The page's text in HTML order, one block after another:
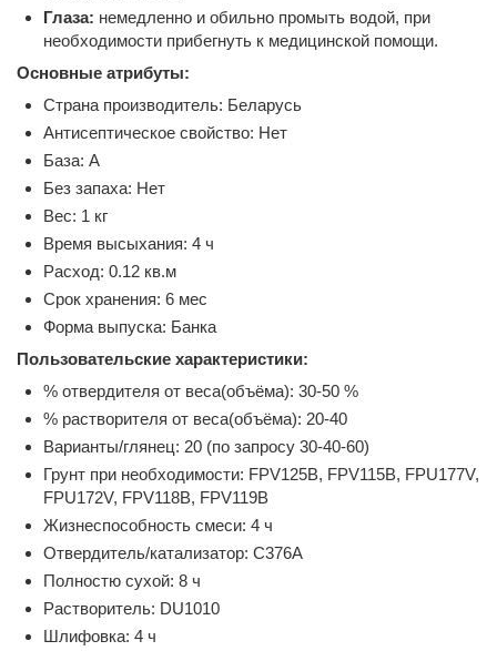
Глаза: немедленно и обильно промыть водой, при
необходимости прибегнуть к медицинской помощи.
Основные атрибуты:
Страна производитель: Беларусь
Антисептическое свойство: Нет
База: А
Без запаха: Нет
Вес: 1 кг
Время высыхания: 4 ч
Расход: 0.12 кв.м
Срок хранения: 6 мес
Форма выпуска: Банка
Пользовательские характеристики:
% отвердителя от веса(объёма): 30-50 %
% растворителя от веса(объёма): 20-40
Варианты/глянец: 20 (по запросу 30-40-60)
Грунт при необходимости: FPV125B, FPV115B, FPU177V,
FPU172V, FPV118B, FPV119B
Жизнеспособность смеси: 4 ч
Отвердитель/катализатор: C376A
Полностю сухой: 8 ч
Растворитель: DU1010
Шлифовка: 4 ч